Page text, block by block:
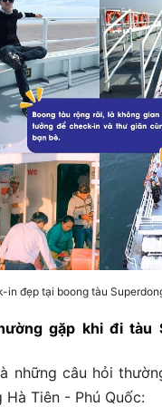
in đẹp tại boong tàu
gặp khi đi tàu
những câu hỏi
Hà Tiên - Phú Quốc: